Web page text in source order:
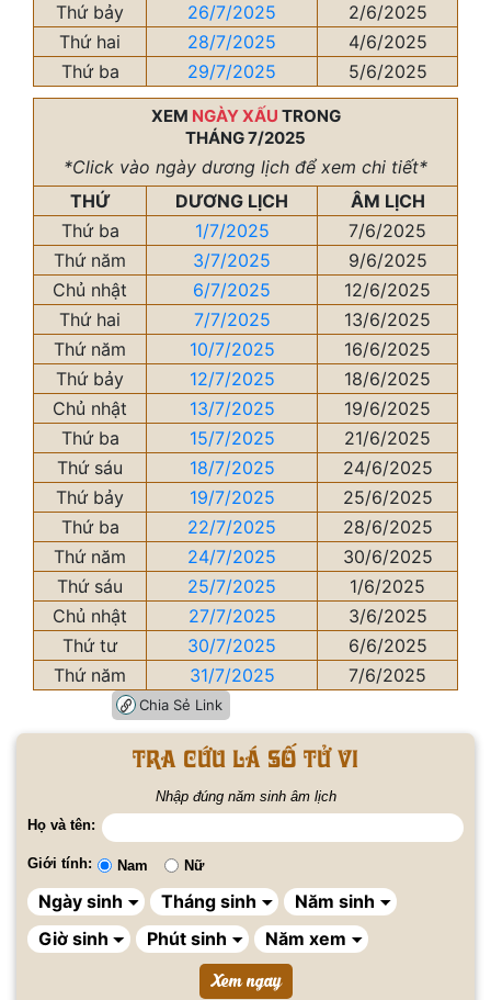
Thứ bảy
26/7/2025
2/6/2025
Thứ hai
28/7/2025
4/6/2025
Thứ ba
29/7/2025 5/6/2025
XEM NGÀY XẤU TRONG
THÁNG 7/2025
*Click vào ngày dương lịch để xem chi tiết*
THỨ
DƯƠNG LỊCH
ÂM LỊCH
Thứ ba
1/7/2025
7/6/2025
Thứ năm
3/7/2025
9/6/2025
Chủ nhật
6/7/2025
12/6/2025
Thứ hai
7/7/2025
13/6/2025
Thứ năm
10/7/2025
16/6/2025
Thứ bảy
12/7/2025
18/6/2025
Chủ nhật
13/7/2025
19/6/2025
Thứ ba
15/7/2025
21/6/2025
Thứ sáu
18/7/2025
24/6/2025
Thứ bảy
19/7/2025
25/6/2025
Thứ ba
22/7/2025
28/6/2025
Thứ năm
24/7/2025
30/6/2025
Thứ sáu
25/7/2025
1/6/2025
Chủ nhật
27/7/2025
3/6/2025
Thứ tư
30/7/2025
6/6/2025
Thứ năm
31/7/2025 7/6/2025
Chia Sẻ Link
Tra cứu lá số tử vi
Nhập đúng năm sinh âm lịch
Họ và tên:
Giới tính: Nam Nữ